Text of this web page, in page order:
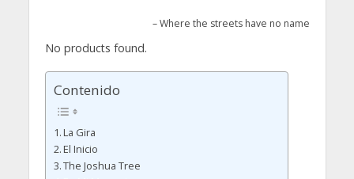
– Where the streets have no name
No products found.
Contenido
La Gira
El Inicio
The Joshua Tree